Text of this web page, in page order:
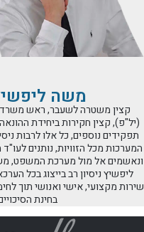
משה
קצין משטרה לשעבר, ראש משרד
(יל"פ), קצין חקירות ביחידת
תפקידים נוספים, כל אלו לרבות
המערכות מכל הזוויות, נותנים
ונאשמים אל מול מערכת המשפט,
ליפשיץ ניסיון רב בייצוג בכל
שירות מקצועי, אישי ואנושי תוך
בחינת